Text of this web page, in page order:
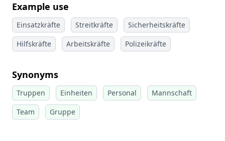
Example use
Einsatzkräfte Streitkräfte
Sicherheitskräfte
Hilfskräfte
Arbeitskräfte Polizeikräfte
Synonyms
Truppen Einheiten Personal
Mannschaft
Team
Gruppe